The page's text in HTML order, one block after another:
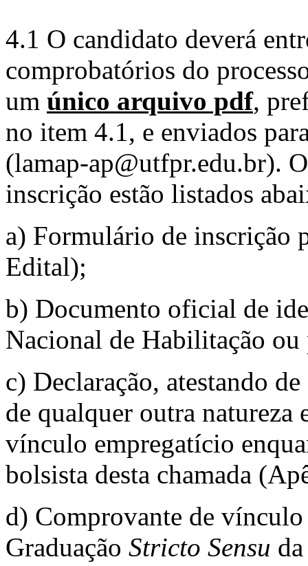
4.1 O candidato deverá
comprobatórios do
um único arquivo pdf,
no item 4.1, e enviados
(lamap-ap@utfpr.edu.br).
inscrição estão listados
a) Formulário de inscrição
Edital);
b) Documento oficial de
Nacional de Habilitação ou
c) Declaração, atestando
de qualquer outra natureza
vínculo empregatício
bolsista desta chamada
d) Comprovante de
Graduação Stricto Sensu